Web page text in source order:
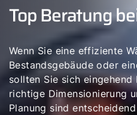
Top Beratung
Wenn Sie eine effiziente
Bestandsgebäude oder
sollten Sie sich eingehend
richtige Dimensionierung
Planung sind